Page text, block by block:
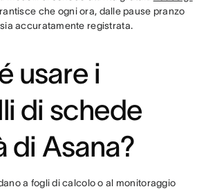
che ogni ora, dalle pause pranzo
accuratamente registrata.
usare i
di schede
di Asana?
a fogli di calcolo o al monitoraggio